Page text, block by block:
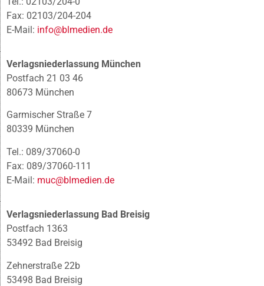
Fax: 02103/204-204
E-Mail: info@blmedien.de
Verlagsniederlassung München
Postfach 21 03 46
80673 München
Garmischer Straße 7
80339 München
Tel.: 089/37060-0
Fax: 089/37060-111
E-Mail: muc@blmedien.de
Verlagsniederlassung Bad Breisig
Postfach 1363
53492 Bad Breisig
Zehnerstraße 22b
53498 Bad Breisig